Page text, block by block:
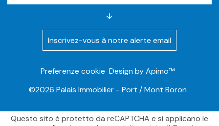
Inscrivez-vous à notre alerte email
Preferenze cookie Design byApimo™
©2026 Palais Immobilier - Port / Mont Boron
Questo sito è protetto da reCAPTCHA e si applicano le